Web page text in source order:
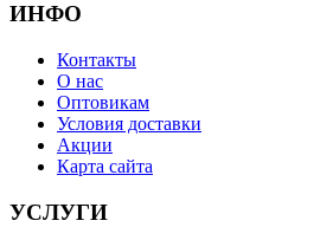
ИНФО
Контакты
О нас
Оптовикам
Условия доставки
Акции
Карта сайта
УСЛУГИ